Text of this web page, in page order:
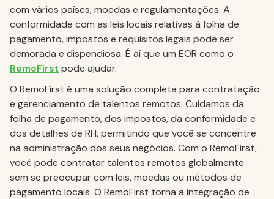
com vários países, moedas e regulamentações. A
conformidade com as leis locais relativas à folha de
pagamento, impostos e requisitos legais pode ser
demorada e dispendiosa. É aí que um EOR como o
RemoFirst pode ajudar.
O RemoFirst é uma solução completa para contratação
e gerenciamento de talentos remotos. Cuidamos da
folha de pagamento, dos impostos, da conformidade e
dos detalhes de RH, permitindo que você se concentre
na administração dos seus negócios. Com o RemoFirst,
você pode contratar talentos remotos globalmente
sem se preocupar com leis, moedas ou métodos de
pagamento locais. O RemoFirst torna a integração de